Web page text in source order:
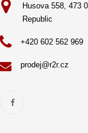
Husova 558, 473
Republic
+420 602 562 969
prodej@r2r.cz